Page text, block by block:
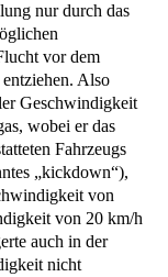
nur durch das
vor dem
Also
Geschwindigkeit
wobei er das
Fahrzeugs
„kickdown“),
von
von 20 km/h
auch in der
nicht